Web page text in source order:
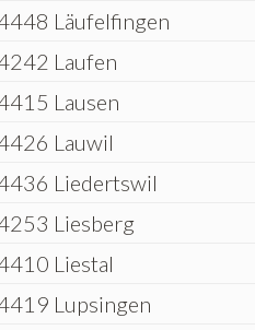
Läufelfingen
Laufen
Lausen
Lauwil
Liedertswil
Liesberg
Liestal
Lupsingen